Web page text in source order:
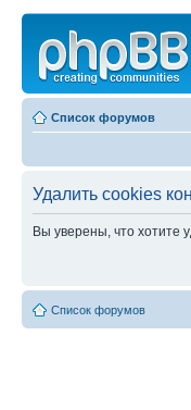
Список форумов
Удалить cookies
Вы уверены, что хотите
Список форумов